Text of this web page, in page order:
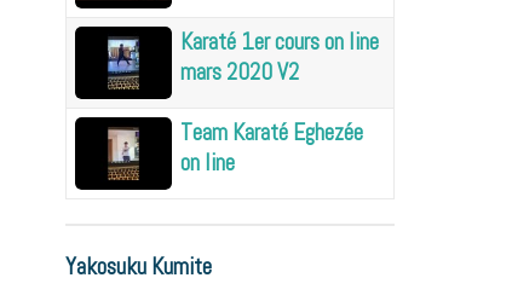
Karaté 1er cours on line
mars 2020 V2
Team Karaté Eghezée
on line
Yakosuku Kumite